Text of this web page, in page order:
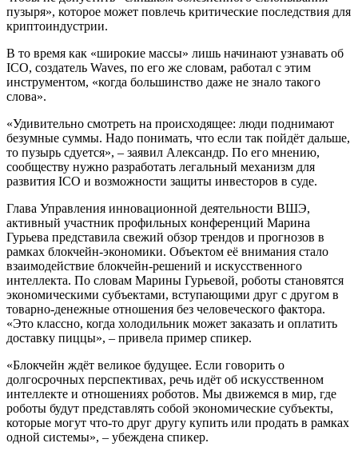
пузыря», которое может повлечь критические последствия для
криптоиндустрии.
В то время как «широкие массы» лишь начинают узнавать об
ICO, создатель Waves, по его же словам, работал с этим
инструментом, «когда большинство даже не знало такого
слова».
«Удивительно смотреть на происходящее: люди поднимают
безумные суммы. Надо понимать, что если так пойдёт дальше,
то пузырь сдуется», – заявил Александр. По его мнению,
сообществу нужно разработать легальный механизм для
развития ICO и возможности защиты инвесторов в суде.
Глава Управления инновационной деятельности ВШЭ,
активный участник профильных конференций Марина
Гурьева представила свежий обзор трендов и прогнозов в
рамках блокчейн-экономики. Объектом её внимания стало
взаимодействие блокчейн-решений и искусственного
интеллекта. По словам Марины Гурьевой, роботы становятся
экономическими субъектами, вступающими друг с другом в
товарно-денежные отношения без человеческого фактора.
«Это классно, когда холодильник может заказать и оплатить
доставку пиццы», – привела пример спикер.
«Блокчейн ждёт великое будущее. Если говорить о
долгосрочных перспективах, речь идёт об искусственном
интеллекте и отношениях роботов. Мы движемся в мир, где
роботы будут представлять собой экономические субъекты,
которые могут что-то друг другу купить или продать в рамках
одной системы», – убеждена спикер.